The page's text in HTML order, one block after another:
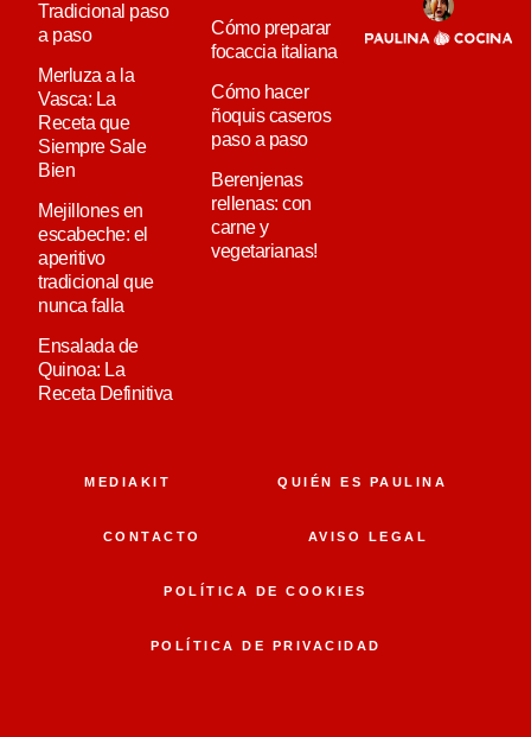
Tradicional paso
a paso
Merluza a la
Vasca: La
Receta que
Siempre Sale
Bien
Mejillones en
escabeche: el
aperitivo
tradicional que
nunca falla
Ensalada de
Quinoa: La
Receta Definitiva
Cómo preparar
focaccia italiana
Cómo hacer
ñoquis caseros
paso a paso
Berenjenas
rellenas: con
carne y
vegetarianas!
MEDIAKIT QUIÉN ES PAULINA
CONTACTO AVISO LEGAL
POLÍTICA DE COOKIES
POLÍTICA DE PRIVACIDAD